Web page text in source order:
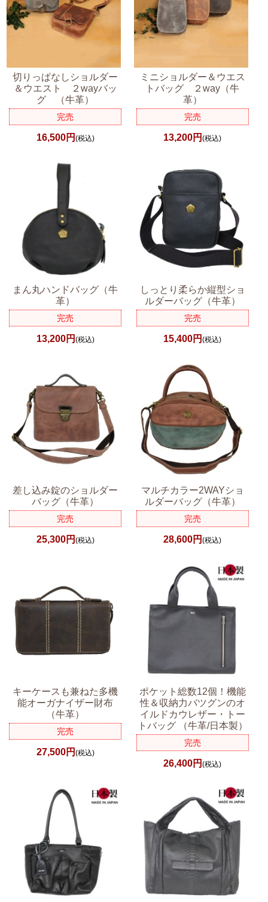
切りっぱなしショルダー
＆ウエスト ２wayバッ
グ （牛革）
完売
16,500円 (税込)
ミニショルダー＆ウエス
トバッグ ２way（牛
革）
完売
13,200円(税込)
まん丸ハンドバッグ（牛
革）
完売
13,200円 (税込)
しっとり柔らか縦型ショ
ルダーバッグ（牛革）
完売
15,400円(税込)
差し込み錠のショルダー
バッグ（牛革）
完売
25,300円 (税込)
マルチカラー2WAYショ
ルダーバッグ（牛革）
完売
28,600円(税込)
キーケースも兼ねた多機
能オーガナイザー財布
（牛革）
完売
27,500円 (税込)
ポケット総数12個！機能
性＆収納力バツグンのオ
イルドカウレザー・トー
トバッグ （牛革/日本製）
完売
26,400円(税込)